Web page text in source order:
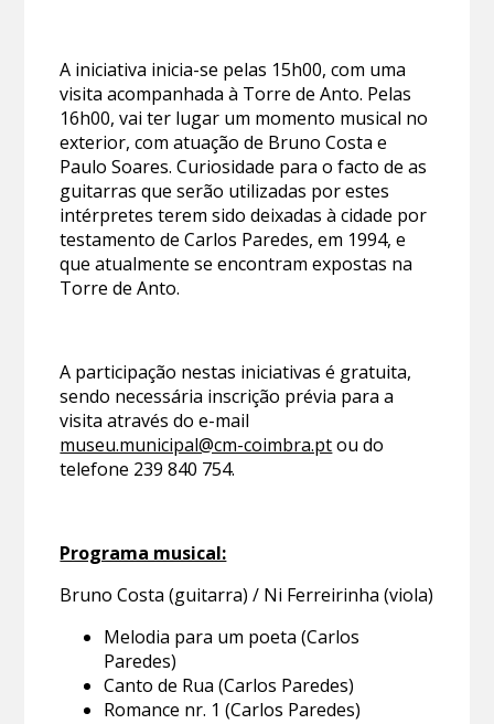
A iniciativa inicia-se pelas 15h00, com uma
visita acompanhada à Torre de Anto. Pelas
16h00, vai ter lugar um momento musical no
exterior, com atuação de Bruno Costa e
Paulo Soares. Curiosidade para o facto de as
guitarras que serão utilizadas por estes
intérpretes terem sido deixadas à cidade por
testamento de Carlos Paredes, em 1994, e
que atualmente se encontram expostas na
Torre de Anto.
A participação nestas iniciativas é gratuita,
sendo necessária inscrição prévia para a
visita através do e-mail
museu.municipal@cm-coimbra.ptou do
telefone 239 840 754.
Programa musical:
Bruno Costa (guitarra) / Ni Ferreirinha (viola)
Melodia para um poeta (Carlos
Paredes)
Canto de Rua (Carlos Paredes)
Romance nr. 1 (Carlos Paredes)